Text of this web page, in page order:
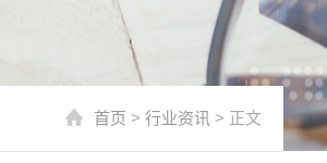
首页 > 行业资讯 > 正文